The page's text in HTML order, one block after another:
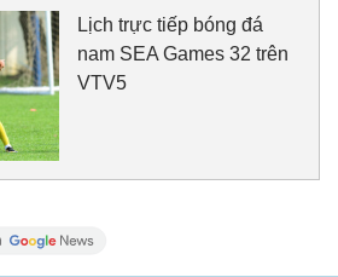
Lịch trực tiếp bóng đá
nam SEA Games 32 trên
VTV5